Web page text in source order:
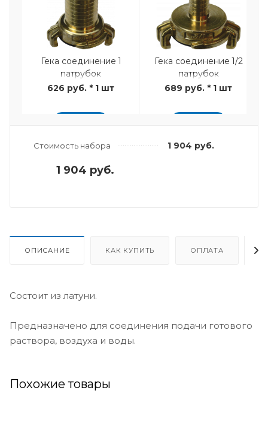
Гека соединение 1
патрубок
626 руб. * 1 шт
Гека соединение 1/2
патрубок
689 руб. * 1 шт
Фильтр водяного
редуктора
ДОБАВИТЬ
давления воды
Стоимость набора 1 904 руб.
1 904 руб.
ОПИСАНИЕ КАК КУПИТЬ ОПЛАТА
Состоит из латуни.
Предназначено для соединения подачи готового
раствора, воздуха и воды.
Похожие товары